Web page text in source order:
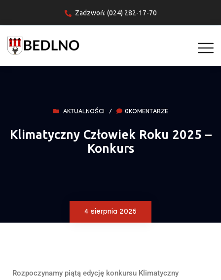
Zadzwoń: (024) 282-17-70
AKTUALNOŚCI / 0KOMENTARZE
Klimatyczny Człowiek Roku 2025 –
Konkurs
4 sierpnia 2025
Rozpoczynamy piątą edycję konkursu Klimatyczny